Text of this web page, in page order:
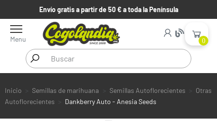
Envío gratis a partir de 50 € a toda la Península
Menu 0
Inicio Semillas de marihuana Semillas Autoflorecientes
Otras
Autoflorecientes
Dankberry Auto - Anesia Seeds